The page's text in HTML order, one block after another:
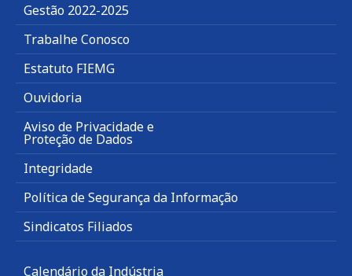
Gestão 2022-2025
Trabalhe Conosco
Estatuto FIEMG
Ouvidoria
Aviso de Privacidade e
Proteção de Dados
Integridade
Política de Segurança da Informação
Sindicatos Filiados
Calendário da Indústria